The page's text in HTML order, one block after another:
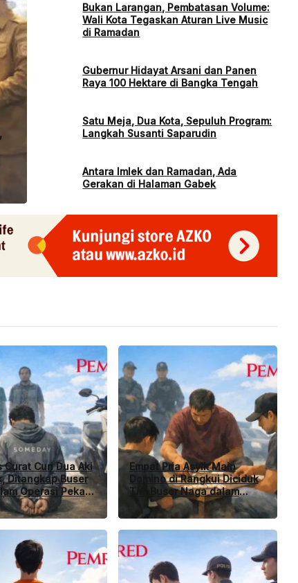
Bukan Larangan, Pembatasan Volume:
Wali Kota Tegaskan Aturan Live Music
di Ramadan
Gubernur Hidayat Arsani dan Panen
Raya 100 Hektare di Bangka Tengah
Satu Meja, Dua Kota, Sepuluh Program:
Langkah Susanti Saparudin
Antara Imlek dan Ramadan, Ada
Gerakan di Halaman Gabek
Curat Curi Dua Aki
Ditangkap Buser
Operasi Pekat
Empat Pria Asyik Main
Domino di Rangkui Diciduk
Tim Buser Naga dalam
Operasi Pekat 2026